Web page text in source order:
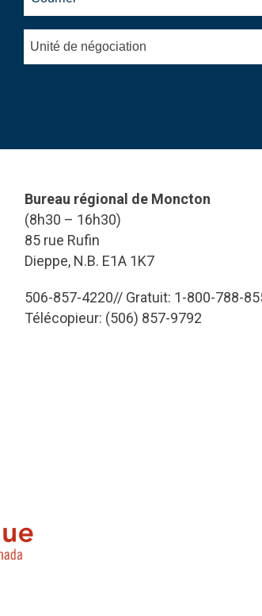
Unité de négociation
Bureau régional de Moncton
(8h30 – 16h30)
85 rue Rufin
Dieppe, N.B. E1A 1K7
506-857-4220// Gratuit: 1-800-788-
Télécopieur: (506) 857-9792